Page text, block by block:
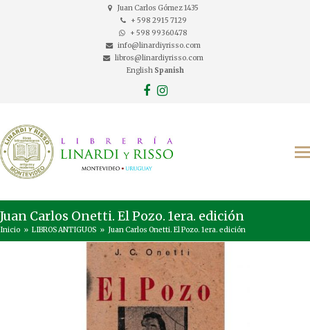
Juan Carlos Gómez 1435
+ 598 2915 7129
+ 598 99360478
info@linardiyrisso.com
libros@linardiyrisso.com
English Spanish
Facebook
Instagram
Juan Carlos Onetti. El Pozo. 1era. edición
Inicio » LIBROS ANTIGUOS » Juan Carlos Onetti. El Pozo. 1era. edición